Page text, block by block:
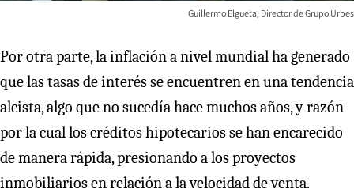
Guillermo Elgueta, Director de Grupo Urbes
Por otra parte, la inflación a nivel mundial ha generado
que las tasas de interés se encuentren en una tendencia
alcista, algo que no sucedía hace muchos años, y razón
por la cual los créditos hipotecarios se han encarecido
de manera rápida, presionando a los proyectos
inmobiliarios en relación a la velocidad de venta.